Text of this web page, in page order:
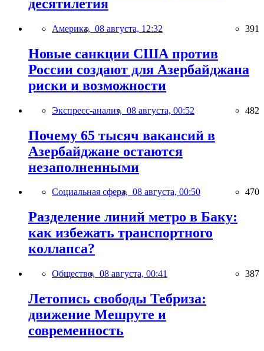
десятилетия
Америка, 08 августа, 12:32 391
Новые санкции США против
России создают для Азербайджана
риски и возможности
Экспресс-анализ, 08 августа, 00:52 482
Почему 65 тысяч вакансий в
Азербайджане остаются
незаполненными
Социальная сфера, 08 августа, 00:50 470
Разделение линий метро в Баку:
как избежать транспортного
коллапса?
Общество, 08 августа, 00:41 387
Летопись свободы Тебриза:
движение Мешруте и
современность